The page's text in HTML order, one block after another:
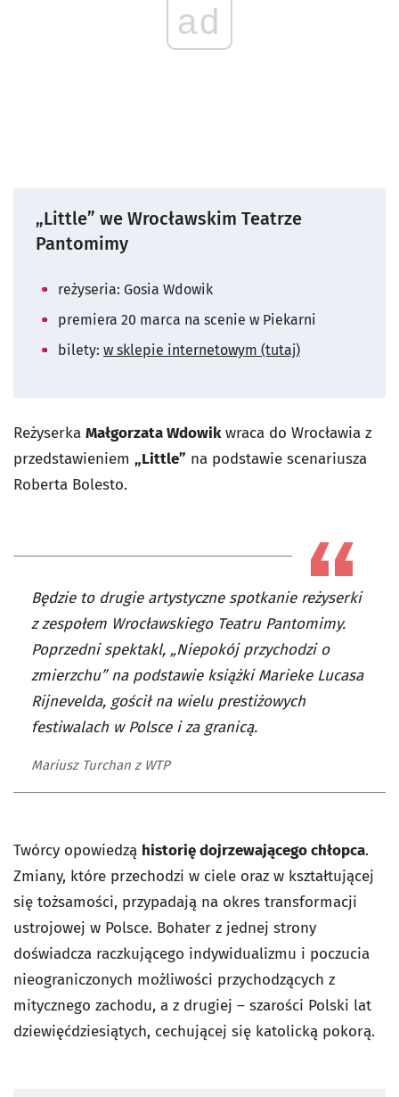
ad
„Little” we Wrocławskim Teatrze
Pantomimy
reżyseria: Gosia Wdowik
premiera 20 marca na scenie w Piekarni
bilety: w sklepie internetowym (tutaj)
Reżyserka Małgorzata Wdowikwraca do Wrocławia z
przedstawieniem „Little” na podstawie scenariusza
Roberta Bolesto.
Będzie to drugie artystyczne spotkanie reżyserki
z zespołem Wrocławskiego Teatru Pantomimy.
Poprzedni spektakl, „Niepokój przychodzi o
zmierzchu” na podstawie książki Marieke Lucasa
Rijnevelda, gościł na wielu prestiżowych
festiwalach w Polsce i za granicą.
Mariusz Turchan z WTP
Twórcy opowiedzą historię dojrzewającego chłopca.
Zmiany, które przechodzi w ciele oraz w kształtującej
się tożsamości, przypadają na okres transformacji
ustrojowej w Polsce. Bohater z jednej strony
doświadcza raczkującego indywidualizmu i poczucia
nieograniczonych możliwości przychodzących z
mitycznego zachodu, a z drugiej – szarości Polski lat
dziewięćdziesiątych, cechującej się katolicką pokorą.